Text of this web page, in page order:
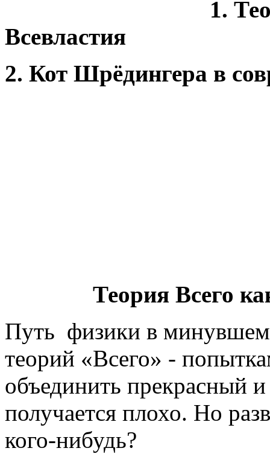
1.
Всевластия
2. Кот Шрёдингера в
Теория Всего
Путь физики в минувшем
теорий «Всего» -
объединить прекрасный
получается плохо. Но
кого-нибудь?